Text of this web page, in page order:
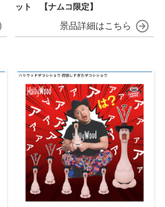
ット 【ナムコ限定】